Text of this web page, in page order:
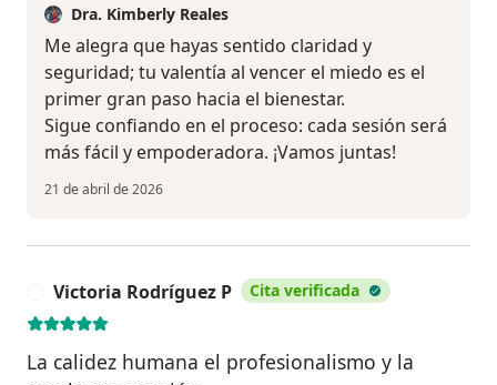
Dra. Kimberly Reales
Me alegra que hayas sentido claridad y
seguridad; tu valentía al vencer el miedo es el
primer gran paso hacia el bienestar.
Sigue confiando en el proceso: cada sesión será
más fácil y empoderadora. ¡Vamos juntas!
21 de abril de 2026
Victoria Rodríguez P Cita verificada
La calidez humana el profesionalismo y la